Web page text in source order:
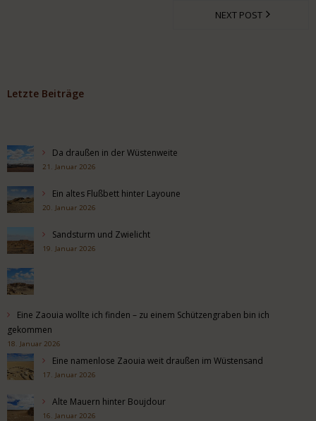
NEXT POST
Letzte Beiträge
Da draußen in der Wüstenweite
21. Januar 2026
Ein altes Flußbett hinter Layoune
20. Januar 2026
Sandsturm und Zwielicht
19. Januar 2026
Eine Zaouia wollte ich finden – zu einem Schützengraben bin ich
gekommen
18. Januar 2026
Eine namenlose Zaouia weit draußen im Wüstensand
17. Januar 2026
Alte Mauern hinter Boujdour
16. Januar 2026